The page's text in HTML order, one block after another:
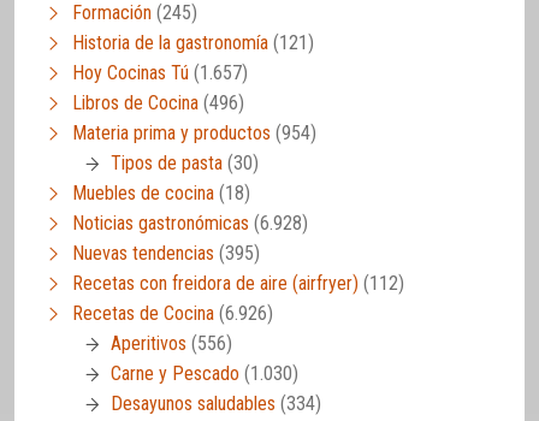
Formación (245)
Historia de la gastronomía (121)
Hoy Cocinas Tú (1.657)
Libros de Cocina (496)
Materia prima y productos (954)
Tipos de pasta (30)
Muebles de cocina (18)
Noticias gastronómicas (6.928)
Nuevas tendencias (395)
Recetas con freidora de aire (airfryer) (112)
Recetas de Cocina (6.926)
Aperitivos (556)
Carne y Pescado (1.030)
Desayunos saludables (334)